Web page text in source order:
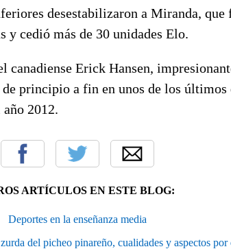
desestabilizaron a Miranda,
y cedió más de 30 unidades Elo.
canadiense Erick Hansen,
principio a fin en unos de los últimos
2012.
ARTÍCULOS EN ESTE BLOG:
Deportes en la enseñanza media
del picheo pinareño, cualidades y aspectos por